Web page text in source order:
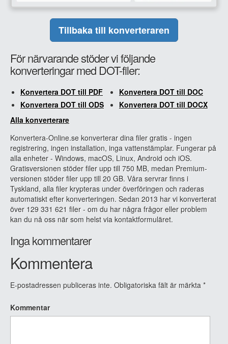
Tillbaka till konverteraren
För närvarande stöder vi följande
konverteringar med DOT-filer:
Konvertera DOT till PDF
Konvertera DOT till DOC
Konvertera DOT till ODS
Konvertera DOT till DOCX
Alla konverterare
Konvertera-Online.se konverterar dina filer gratis - ingen
registrering, ingen installation, inga vattenstämplar. Fungerar på
alla enheter - Windows, macOS, Linux, Android och iOS.
Gratisversionen stöder filer upp till 750 MB, medan Premium-
versionen stöder filer upp till 20 GB. Våra servrar finns i
Tyskland, alla filer krypteras under överföringen och raderas
automatiskt efter konverteringen. Sedan 2013 har vi konverterat
över 129 331 621 filer - om du har några frågor eller problem
kan du nå oss när som helst via kontaktformuläret.
Inga kommentarer
Kommentera
E-postadressen publiceras inte. Obligatoriska fält är märkta *
Kommentar